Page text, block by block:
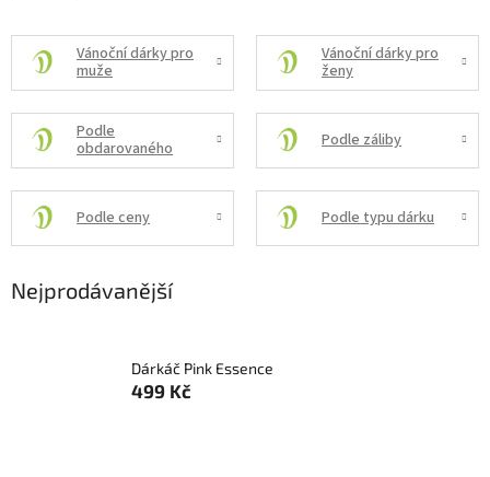
Vánoční dárky pro
muže
Vánoční dárky pro
ženy
Podle
obdarovaného
Podle záliby
Podle ceny Podle typu dárku
Nejprodávanější
Dárkáč Pink Essence
499 Kč